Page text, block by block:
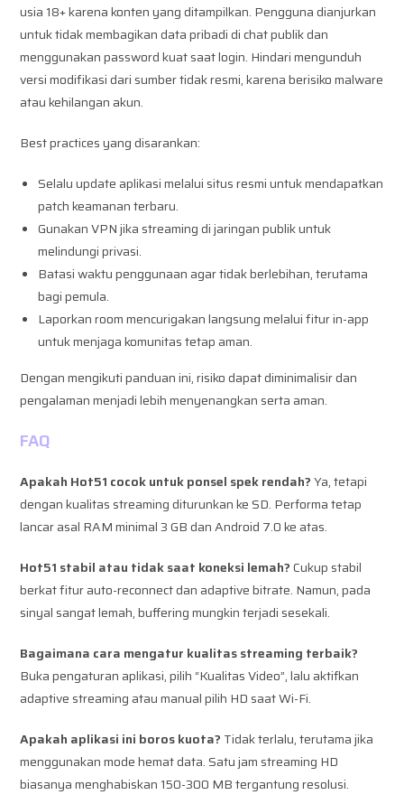
usia 18+ karena konten yang ditampilkan. Pengguna dianjurkan
untuk tidak membagikan data pribadi di chat publik dan
menggunakan password kuat saat login. Hindari mengunduh
versi modifikasi dari sumber tidak resmi, karena berisiko malware
atau kehilangan akun.
Best practices yang disarankan:
Selalu update aplikasi melalui situs resmi untuk mendapatkan
patch keamanan terbaru.
Gunakan VPN jika streaming di jaringan publik untuk
melindungi privasi.
Batasi waktu penggunaan agar tidak berlebihan, terutama
bagi pemula.
Laporkan room mencurigakan langsung melalui fitur in-app
untuk menjaga komunitas tetap aman.
Dengan mengikuti panduan ini, risiko dapat diminimalisir dan
pengalaman menjadi lebih menyenangkan serta aman.
FAQ
Apakah Hot51 cocok untuk ponsel spek rendah?Ya, tetapi
dengan kualitas streaming diturunkan ke SD. Performa tetap
lancar asal RAM minimal 3 GB dan Android 7.0 ke atas.
Hot51 stabil atau tidak saat koneksi lemah?Cukup stabil
berkat fitur auto-reconnect dan adaptive bitrate. Namun, pada
sinyal sangat lemah, buffering mungkin terjadi sesekali.
Bagaimana cara mengatur kualitas streaming terbaik?
Buka pengaturan aplikasi, pilih “Kualitas Video”, lalu aktifkan
adaptive streaming atau manual pilih HD saat Wi-Fi.
Apakah aplikasi ini boros kuota? Tidak terlalu, terutama jika
menggunakan mode hemat data. Satu jam streaming HD
biasanya menghabiskan 150-300 MB tergantung resolusi.